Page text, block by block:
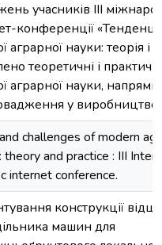
учасників IIІ
конференції
аграрної науки: теорія і
теоретичні і
аграрної науки,
у виробництво.
challenges of modern
theory and practice : III
internet conference.
конструкції
машин для